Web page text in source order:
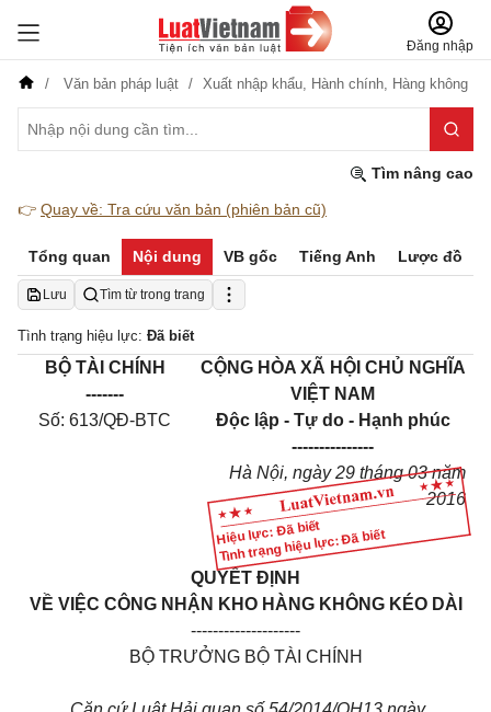
Đăng nhập
Văn bản pháp luật Xuất nhập khẩu, Hành chính, Hàng không
Tìm nâng cao
👉 Quay về: Tra cứu văn bản (phiên bản cũ)
Tổng quan Nội dung VB gốc Tiếng Anh Lược đồ
Lưu Tìm từ trong trang
Tình trạng hiệu lực: Đã biết
Hiệu lực: Đã biết
Tình trạng hiệu lực: Đã biết
BỘ TÀI CHÍNH
-------
Số: 613/QĐ-BTC
CỘNG HÒA XÃ HỘI CHỦ NGHĨA
VIỆT NAM
Độc lập - Tự do - Hạnh phúc
---------------
Hà Nội, ngày29tháng03năm
2016
QUYẾT ĐỊNH
VỀ VIỆC CÔNG NHẬN KHO HÀNG KHÔNG KÉO DÀI
--------------------
BỘ TRƯỞNG BỘ TÀI CHÍNH